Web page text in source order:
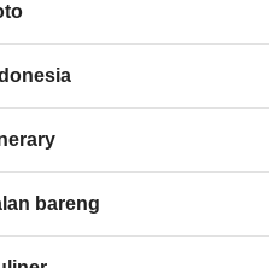
bareng